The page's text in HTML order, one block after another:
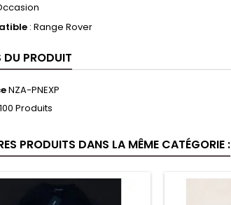
: Range Rover
DU PRODUIT
NZA-PNEXP
100 Produits
PRODUITS DANS LA MÊME CATÉGORIE :